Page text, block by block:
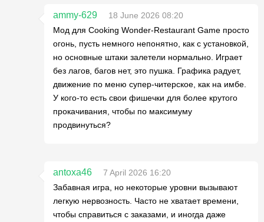
ammy-629
18 June 2026 08:20
Мод для Cooking Wonder-Restaurant Game просто
огонь, пусть немного непонятно, как с установкой,
но основные штаки залетели нормально. Играет
без лагов, багов нет, это пушка. Графика радует,
движение по меню супер-читерское, как на имбе.
У кого-то есть свои фишечки для более крутого
прокачивания, чтобы по максимуму
продвинуться?
antoxa46
7 April 2026 16:20
Забавная игра, но некоторые уровни вызывают
легкую нервозность. Часто не хватает времени,
чтобы справиться с заказами, и иногда даже